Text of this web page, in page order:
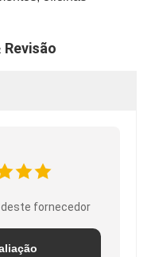
deste fornecedor